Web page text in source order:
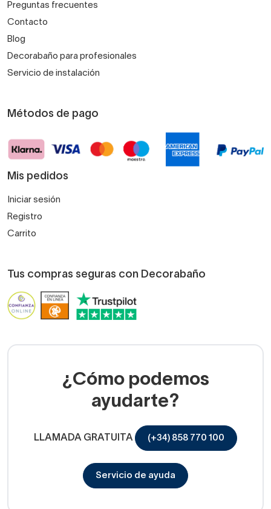
Preguntas frecuentes
Contacto
Blog
Decorabaño para profesionales
Servicio de instalación
Métodos de pago
Mis pedidos
Iniciar sesión
Registro
Carrito
Tus compras seguras con Decorabaño
¿Cómo podemos
ayudarte?
LLAMADA GRATUITA (+34) 858 770 100
Servicio de ayuda